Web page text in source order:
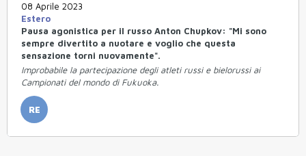
08 Aprile 2023
Estero
Pausa agonistica per il russo Anton Chupkov: "Mi sono
sempre divertito a nuotare e voglio che questa
sensazione torni nuovamente".
Improbabile la partecipazione degli atleti russi e bielorussi ai
Campionati del mondo di Fukuoka.
RE